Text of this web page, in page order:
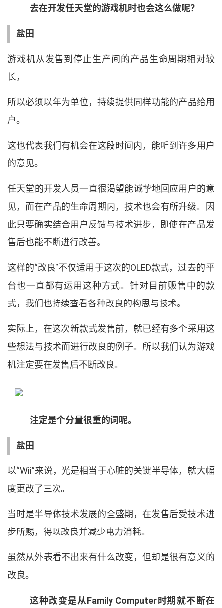
去在开发任天堂的游戏机时也会这么做呢？
盐田
游戏机从发售到停止生产间的产品生命周期相对较
长，
所以必须以年为单位， 持续提供同样功能的产品给用
户。
这也代表我们有机会在这段时间内， 能听到许多用户
的意见。
任天堂的开发人员一直很渴望能诚挚地回应用户的意
见， 而在产品的生命周期内， 技术也会有所升级。
因
此只要确实结合用户反馈与技术进步， 即使在产品发
售后也能不断进行改善。
这样的“改良”不仅适用于这次的OLED款式， 过去的平
台也一直都有运用这种方式。 针对目前贩售中的款
式， 我们也持续查看各种改良的构思与技术。
实际上， 在这次新款式发售前， 就已经有多个采用这
些想法与技术而进行改良的例子。 所以我们认为游戏
机注定要在发售后不断改良。
注定是个分量很重的词呢。
盐田
以“Wii”来说， 光是相当于心脏的关键半导体， 就大幅
度更改了三次。
当时是半导体技术发展的全盛期 ， 在发售后受技术进
步所赐， 得以改良并减少电力消耗。
虽然从外表看不出来有什么改变， 但却是很有意义的
改良。
这种改变是从Family Computer 时期就不断在